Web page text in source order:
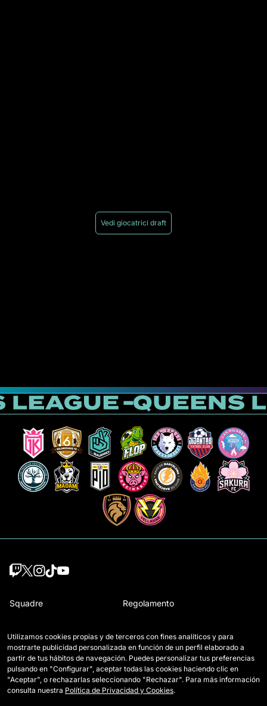
Vedi giocatrici draft
Squadre
Wildcards
Partite
Classifica
Regolamento
Biglietti
Accrediti Media
Contatti
Utilizamos cookies propias y de terceros con fines analíticos y para
mostrarte publicidad personalizada en función de un perfil elaborado a
partir de tus hábitos de navegación. Puedes personalizar tus preferencias
pulsando en "Configurar", aceptar todas las cookies haciendo clic en
"Aceptar", o rechazarlas seleccionando "Rechazar". Para más información
consulta nuestra Política de Privacidad y Cookies.